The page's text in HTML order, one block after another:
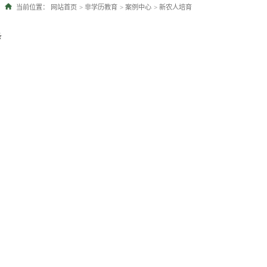
当前位置： 网站首页 > 非学历教育 > 案例中心 > 新农人培育